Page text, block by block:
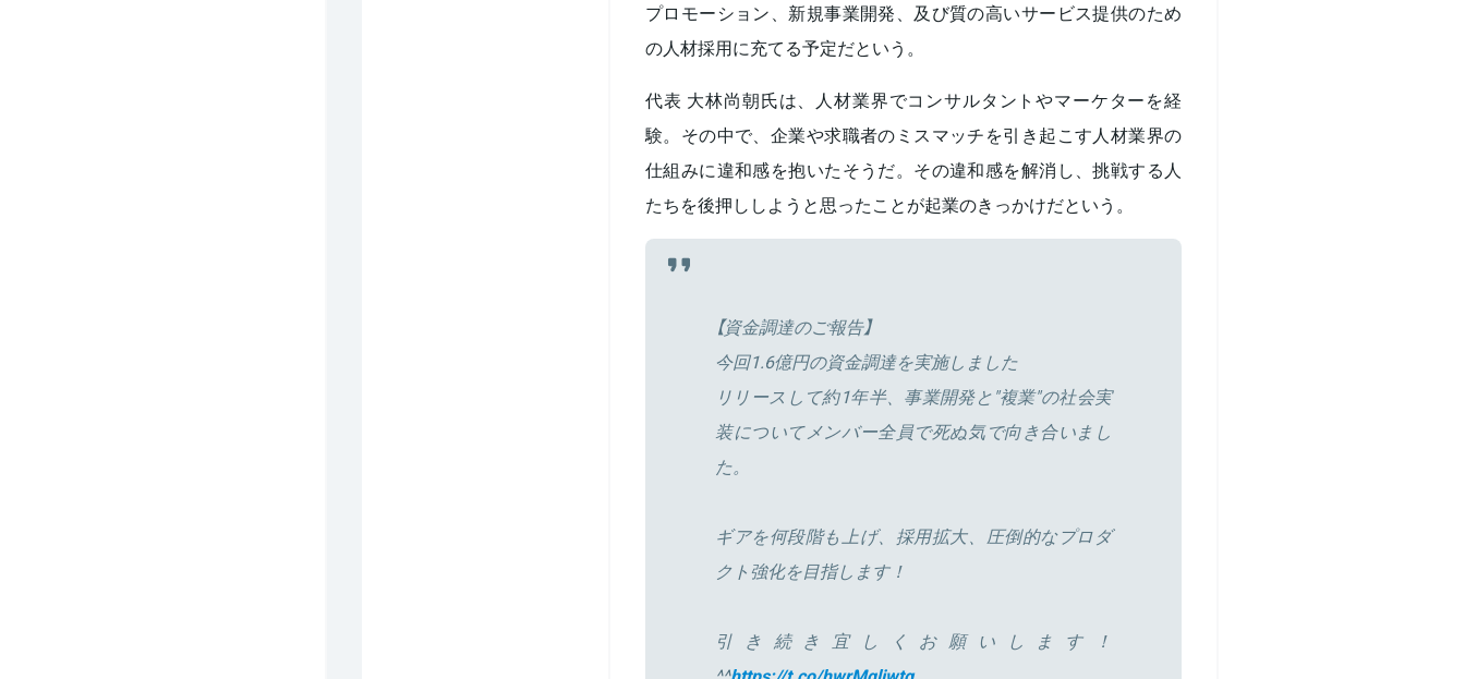
プロモーション、新規事業開発、及び質の高いサービス提供のため
の人材採用に充てる予定だという。
代表 大林尚朝氏は、人材業界でコンサルタントやマーケターを経
験。その中で、企業や求職者のミスマッチを引き起こす人材業界の
仕組みに違和感を抱いたそうだ。その違和感を解消し、挑戦する人
たちを後押ししようと思ったことが起業のきっかけだという。
【資金調達のご報告】
今回1.6億円の資金調達を実施しました
リリースして約1年半、事業開発と"複業"の社会実
装についてメンバー全員で死ぬ気で向き合いまし
た。
ギアを何段階も上げ、採用拡大、圧倒的なプロダ
クト強化を目指します！
引き続き宜しくお願いします！